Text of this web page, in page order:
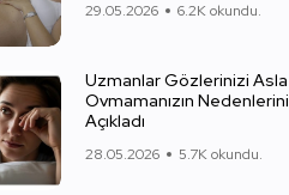
29.05.2026 6.2K okundu.
Uzmanlar Gözlerinizi Asla
Ovmamanızın Nedenlerini
Açıkladı
28.05.2026 5.7K okundu.